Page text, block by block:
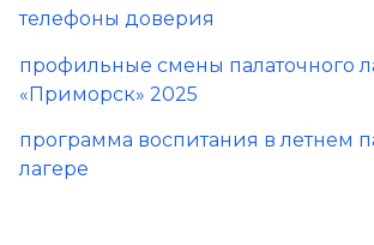
телефоны доверия
профильные смены палаточного
«Приморск» 2025
программа воспитания в летнем
лагере